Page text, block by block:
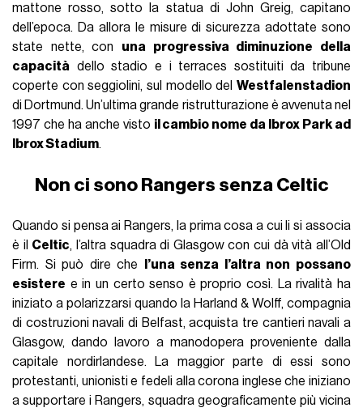
mattone rosso, sotto la statua di John Greig, capitano
dell’epoca. Da allora le misure di sicurezza adottate sono
state nette, con una progressiva diminuzione della
capacità dello stadio e i terraces sostituiti da tribune
coperte con seggiolini, sul modello del Westfalenstadion
di Dortmund. Un’ultima grande ristrutturazione è avvenuta nel
1997 che ha anche visto il cambio nome da Ibrox Park ad
Ibrox Stadium.
Non ci sono Rangers senza Celtic
Quando si pensa ai Rangers, la prima cosa a cui li si associa
è il Celtic, l’altra squadra di Glasgow con cui dà vità all’Old
Firm. Si può dire che
l’una senza l’altra non possano
esistere e in un certo senso è proprio così. La rivalità ha
iniziato a polarizzarsi quando la Harland & Wolff, compagnia
di costruzioni navali di Belfast, acquista tre cantieri navali a
Glasgow, dando lavoro a manodopera proveniente dalla
capitale nordirlandese. La maggior parte di essi sono
protestanti, unionisti e fedeli alla corona inglese che iniziano
a supportare i Rangers, squadra geograficamente più vicina